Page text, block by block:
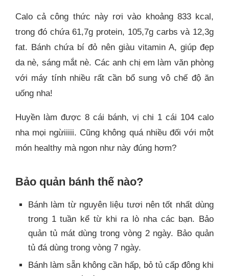
Calo cả công thức này rơi vào khoảng 833 kcal,
trong đó chứa 61,7g protein, 105,7g carbs và 12,3g
fat. Bánh chứa bí đỏ nên giàu vitamin A, giúp đẹp
da nè, sáng mắt nè. Các anh chị em làm văn phòng
với máy tính nhiều rất cần bổ sung vô chế độ ăn
uống nha!
Huyền làm được 8 cái bánh, vị chi 1 cái 104 calo
nha mọi ngừiiiii. Cũng không quá nhiều đối với một
món healthy mà ngon như này đúng hơm?
Bảo quản bánh thế nào?
Bánh làm từ nguyên liệu tươi nên tốt nhất dùng
trong 1 tuần kể từ khi ra lò nha các bạn. Bảo
quản tủ mát dùng trong vòng 2 ngày. Bảo quản
tủ đá dùng trong vòng 7 ngày.
Bánh làm sẵn không cần hấp, bỏ tủ cấp đông khi